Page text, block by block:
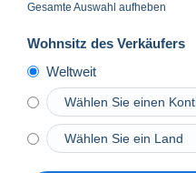
Gesamte Auswahl aufheben
Wohnsitz des Verkäufers
Weltweit